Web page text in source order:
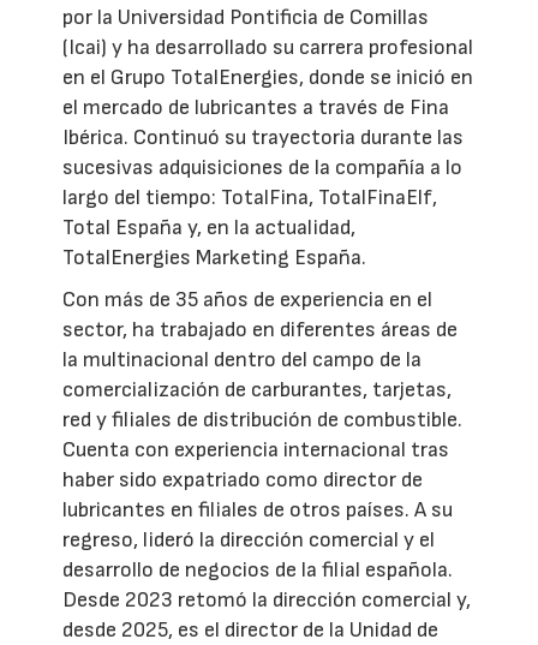
por la Universidad Pontificia de Comillas
(Icai) y ha desarrollado su carrera profesional
en el Grupo TotalEnergies, donde se inició en
el mercado de lubricantes a través de Fina
Ibérica. Continuó su trayectoria durante las
sucesivas adquisiciones de la compañía a lo
largo del tiempo: TotalFina, TotalFinaElf,
Total España y, en la actualidad,
TotalEnergies Marketing España.
Con más de 35 años de experiencia en el
sector, ha trabajado en diferentes áreas de
la multinacional dentro del campo de la
comercialización de carburantes, tarjetas,
red y filiales de distribución de combustible.
Cuenta con experiencia internacional tras
haber sido expatriado como director de
lubricantes en filiales de otros países. A su
regreso, lideró la dirección comercial y el
desarrollo de negocios de la filial española.
Desde 2023 retomó la dirección comercial y,
desde 2025, es el director de la Unidad de